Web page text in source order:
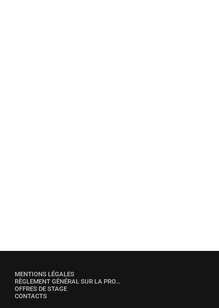
MENTIONS LÉGALES
RÈGLEMENT GÉNÉRAL SUR LA PROTECTION DES DONNÉES
OFFRES DE STAGE
CONTACTS